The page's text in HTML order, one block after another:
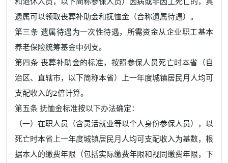
遗属可以领取丧葬补助金和抚恤金（合称遗属待遇）。
第三条 遗属待遇为一次性待遇，所需资金从企业职工基本
养老保险统筹基金中列支。
第四条 丧葬补助金的标准，按照参保人员死亡时本省（自
治区、直辖市，以下简称本省）上一年度城镇居民月人均可
支配收入的2倍计算。
第五条 抚恤金标准按以下办法确定：
（一）在职人员（含灵活就业等以个人身份参保人员），以
死亡时本省上一年度城镇居民月人均可支配收入为基数，根
据本人的缴费年限（包括实际缴费年限和视同缴费年限，下